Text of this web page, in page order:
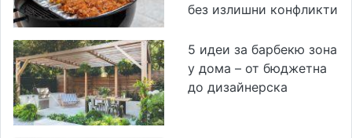
без излишни конфликти
5 идеи за барбекю зона
у дома – от бюджетна
до дизайнерска